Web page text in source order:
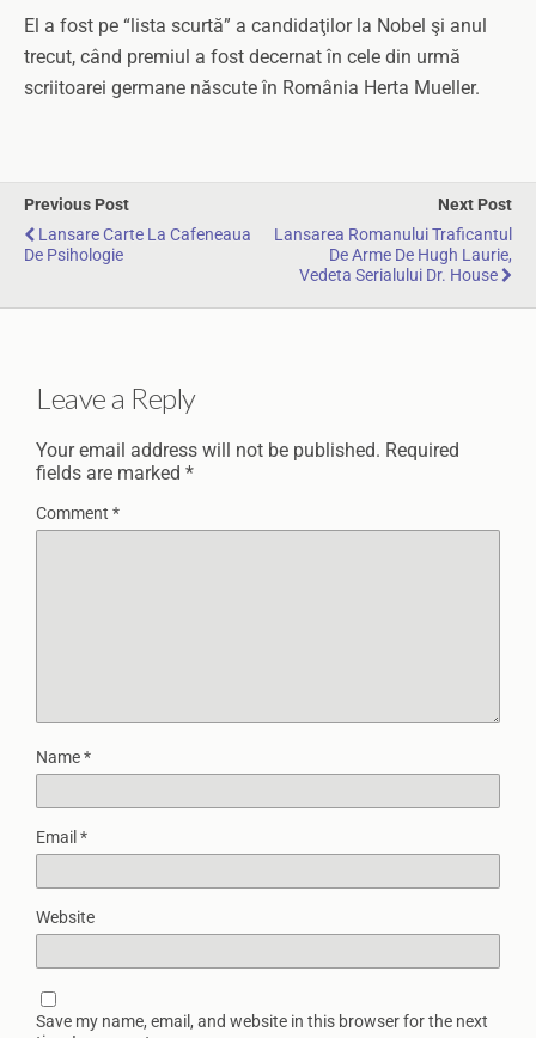
El a fost pe “lista scurtă” a candidaţilor la Nobel şi anul
trecut, când premiul a fost decernat în cele din urmă
scriitoarei germane născute în România Herta Mueller.
Previous Post
Lansare Carte La Cafeneaua
De Psihologie
Next Post
Lansarea Romanului Traficantul
De Arme De Hugh Laurie,
Vedeta Serialului Dr. House
Leave a Reply
Your email address will not be published. Required
fields are marked *
Comment *
Name*
Email *
Website
Save my name, email, and website in this browser for the next